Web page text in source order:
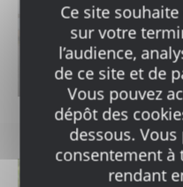
Ce site
sur votre
l’audience,
de ce site et de
Vous pouvez
dépôt des
dessous.
consentement
rendant